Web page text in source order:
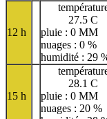
12 h
27.5 C
pluie : 0 MM
nuages : 0 %
humidité : 29
15 h
28.1 C
pluie : 0 MM
nuages : 20 %